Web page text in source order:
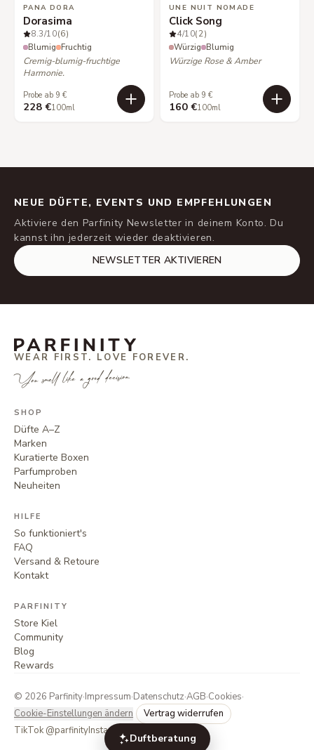
Duftberatung
PANA DORA
Dorasima
8.3/10(6)
Blumig Fruchtig
Cremig-blumig-fruchtige
Harmonie.
Probe ab 9 €
228 €100ml
UNE NUIT NOMADE
Click Song
4/10(2)
Würzig Blumig
Würzige Rose & Amber
Probe ab 9 €
160 €100ml
NEUE DÜFTE, EVENTS UND EMPFEHLUNGEN
Aktiviere den Parfinity Newsletter in deinem Konto. Du
kannst ihn jederzeit wieder deaktivieren.
NEWSLETTER AKTIVIEREN
WEAR FIRST. LOVE FOREVER.
You smell like a good decision.
SHOP
Düfte A–Z
Marken
Kuratierte Boxen
Parfumproben
Neuheiten
HILFE
So funktioniert's
FAQ
Versand & Retoure
Kontakt
PARFINITY
Store Kiel
Community
Blog
Rewards
© 2026 Parfinity·Impressum·Datenschutz·AGB·Cookies·
Cookie-Einstellungen ändern
Vertrag widerrufen
TikTok @parfinityInstagram @parfinity.de